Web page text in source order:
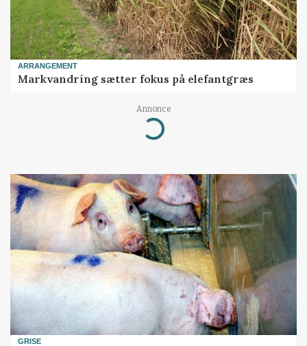
ARRANGEMENT
Markvandring sætter fokus på elefantgræs
Annonce
Loading...
GRISE